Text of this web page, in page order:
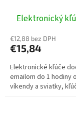
Elektronický
€12,88 bez DPH
€15,84
Elektronické kľúče
emailom do 1 hodiny
víkendy a sviatky,